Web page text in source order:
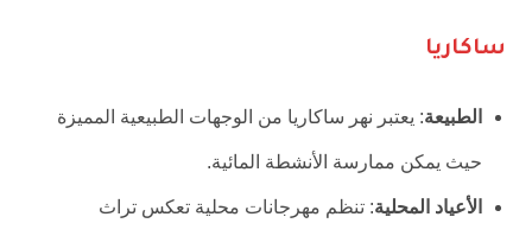
ساكاريا
الطبيعة: يعتبر نهر ساكاريا من الوجهات الطبيعية المميزة
حيث يمكن ممارسة الأنشطة المائية.
الأعياد المحلية: تنظم مهرجانات محلية تعكس تراث